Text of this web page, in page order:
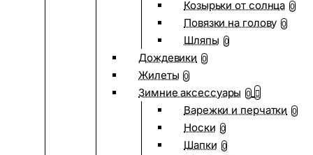
Козырьки от солнца 0
Повязки на голову 0
Шляпы 0
Дождевики 0
Жилеты 0
Зимние аксессуары 0
Варежки и перчатки 0
Носки 0
Шапки 0